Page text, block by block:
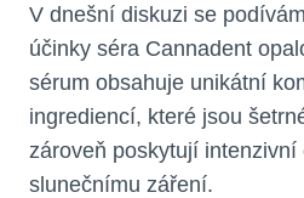
V dnešní diskuzi se
účinky séra Cannadent
sérum obsahuje unikátní
ingrediencí, které jsou
zároveň poskytují intenzivní
slunečnímu záření.